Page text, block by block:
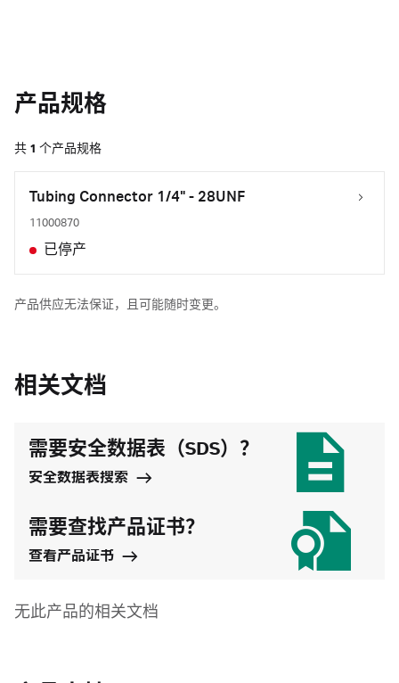
产品规格
共 1 个产品规格
Tubing Connector 1/4" - 28UNF
11000870
已停产
产品供应无法保证，且可能随时变更。
相关文档
需要安全数据表（SDS）？
安全数据表搜索
需要查找产品证书？
查看产品证书
无此产品的相关文档